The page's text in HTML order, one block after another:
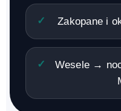
Zakopane i
Wesele →